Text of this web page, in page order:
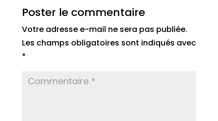
Poster le commentaire
Votre adresse e-mail ne sera pas publiée.
Les champs obligatoires sont indiqués avec
*